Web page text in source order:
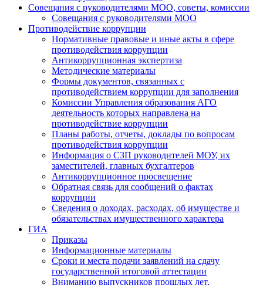
Совещания с руководителями МОО, советы, комиссии
Совещания с руководителями МОО
Противодействие коррупции
Нормативные правовые и иные акты в сфере
противодействия коррупции
Антикоррупционная экспертиза
Методические материалы
Формы документов, связанных с
противодействием коррупции для заполнения
Комиссии Управления образования АГО
деятельность которых направлена на
противодействие коррупции
Планы работы, отчеты, доклады по вопросам
противодействия коррупции
Информация о СЗП руководителей МОУ, их
заместителей, главных бухгалтеров
Антикоррупционное просвещение
Обратная связь для сообщений о фактах
коррупции
Сведения о доходах, расходах, об имуществе и
обязательствах имущественного характера
ГИА
Приказы
Информационные материалы
Сроки и места подачи заявлений на сдачу
государственной итоговой аттестации
Вниманию выпускников прошлых лет,